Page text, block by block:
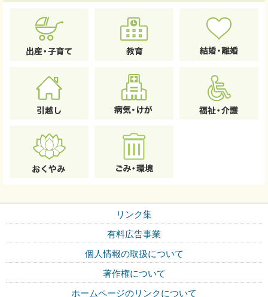
リンク集
有料広告事業
個人情報の取扱について
著作権について
ホームページのリンクについて